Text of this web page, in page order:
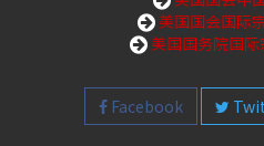
美国国会国际
美国国务院国际
Facebook